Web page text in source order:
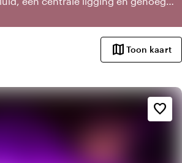
met lichtjes in de bomen –
stad en klaar voor een avond vol
Een trouwfeest in
map Toon kaart
favorite_border
Sfeer en esthetiek
home
Huiselijk